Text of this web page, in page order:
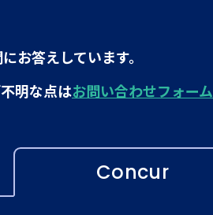
お答えしています。
明な点はお問い合わせフォーム
Concur